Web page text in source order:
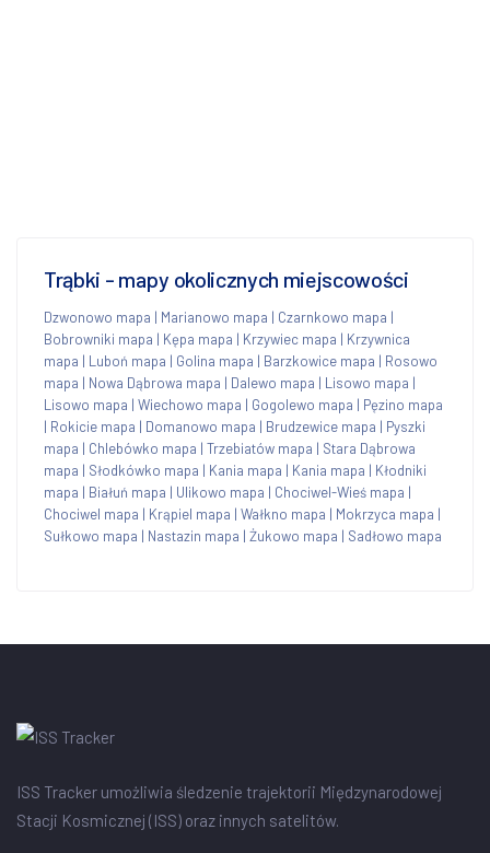
Trąbki - mapy okolicznych miejscowości
Dzwonowo mapa | Marianowo mapa | Czarnkowo mapa |
Bobrowniki mapa | Kępa mapa | Krzywiec mapa | Krzywnica
mapa | Luboń mapa | Golina mapa | Barzkowice mapa | Rosowo
mapa | Nowa Dąbrowa mapa | Dalewo mapa | Lisowo mapa |
Lisowo mapa | Wiechowo mapa | Gogolewo mapa | Pęzino mapa
| Rokicie mapa | Domanowo mapa | Brudzewice mapa | Pyszki
mapa | Chlebówko mapa | Trzebiatów mapa | Stara Dąbrowa
mapa | Słodkówko mapa | Kania mapa | Kania mapa | Kłodniki
mapa | Białuń mapa | Ulikowo mapa | Chociwel-Wieś mapa |
Chociwel mapa | Krąpiel mapa | Wałkno mapa | Mokrzyca mapa |
Sułkowo mapa | Nastazin mapa | Żukowo mapa | Sadłowo mapa
ISS Tracker umożliwia śledzenie trajektorii Międzynarodowej
Stacji Kosmicznej (ISS) oraz innych satelitów.